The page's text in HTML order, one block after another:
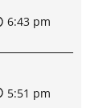
6:43 pm
5:51 pm